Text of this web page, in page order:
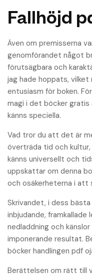
Fallhöjd
Även om premisserna
genomförandet något
förutsägbara och
jag hade hoppats,
entusiasm för boken.
magi i det böcker
känns speciella.
Vad tror du att det är
överträda tid och
känns universellt och
uppskattar om denna
och osäkerheterna i att
Skrivandet, i dess
inbjudande,
nedladdning och
imponerande resultat.
böcker handlingen pdf
Berättelsen om rätt till